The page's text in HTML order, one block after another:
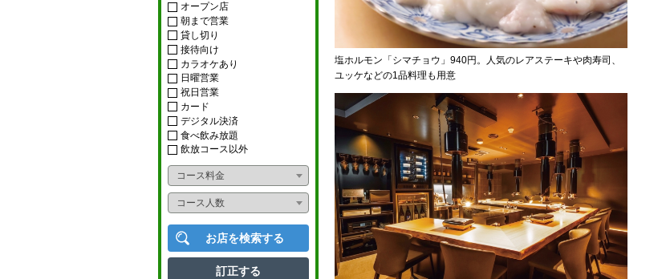
塩ホルモン「シマチョウ」940円。人気のレアステーキや肉寿司、
ユッケなどの1品料理も用意
イタリアン
フレンチ
アジアンフード
タイ料理
中華料理
韓国料理
多国籍料理
寿司
かに料理
カラオケボックス
ナイトクラブ
スナック
ニュークラブ
ラウンジ
オープン店
朝まで営業
貸し切り
接待向け
カラオケあり
日曜営業
祝日営業
カード
デジタル決済
食べ飲み放題
飲放コース以外
コース料金
コース人数
お店を検索する
訂正する